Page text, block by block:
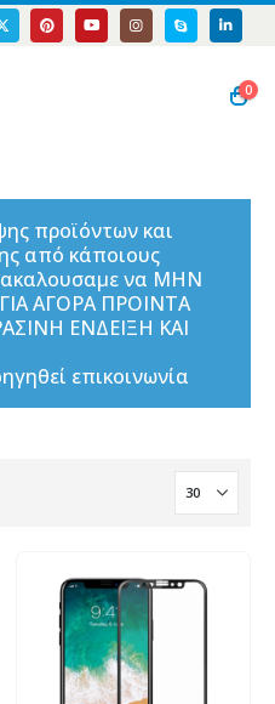
0
προϊόντων και
από κάποιους
να ΜΗΝ
ΑΓΟΡΑ ΠΡΟΙΝΤΑ
ΕΝΔΕΙΞΗ ΚΑΙ
επικοινωνία